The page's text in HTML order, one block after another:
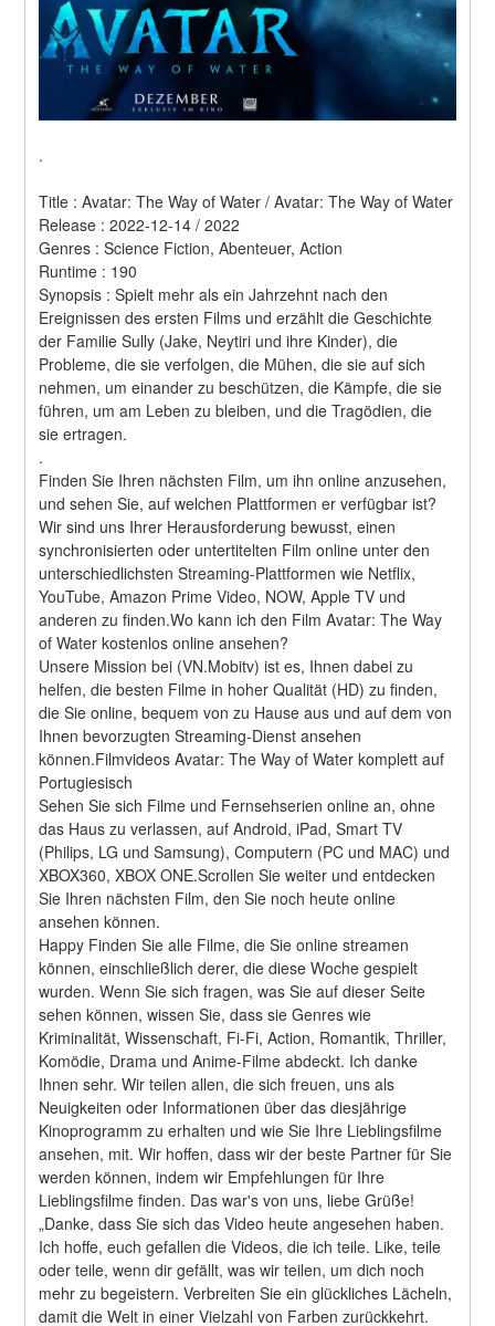
.
Release : 2022-12-14 / 2022
Genres : Science Fiction, Abenteuer, Action
Runtime : 190
Synopsis : Spielt mehr als ein Jahrzehnt nach den
Ereignissen des ersten Films und erzählt die Geschichte
der Familie Sully (Jake, Neytiri und ihre Kinder), die
Probleme, die sie verfolgen, die Mühen, die sie auf sich
nehmen, um einander zu beschützen, die Kämpfe, die sie
führen, um am Leben zu bleiben, und die Tragödien, die
sie ertragen.
.
Finden Sie Ihren nächsten Film, um ihn online anzusehen,
und sehen Sie, auf welchen Plattformen er verfügbar ist?
Wir sind uns Ihrer Herausforderung bewusst, einen
synchronisierten oder untertitelten Film online unter den
unterschiedlichsten Streaming-Plattformen wie Netflix,
YouTube, Amazon Prime Video, NOW, Apple TV und
anderen zu finden.Wo kann ich den Film Avatar: The Way
of Water kostenlos online ansehen?
Unsere Mission bei (VN.Mobitv) ist es, Ihnen dabei zu
helfen, die besten Filme in hoher Qualität (HD) zu finden,
die Sie online, bequem von zu Hause aus und auf dem von
Ihnen bevorzugten Streaming-Dienst ansehen
können.Filmvideos Avatar: The Way of Water komplett auf
Portugiesisch
Sehen Sie sich Filme und Fernsehserien online an, ohne
das Haus zu verlassen, auf Android, iPad, Smart TV
(Philips, LG und Samsung), Computern (PC und MAC) und
XBOX360, XBOX ONE.Scrollen Sie weiter und entdecken
Sie Ihren nächsten Film, den Sie noch heute online
ansehen können.
Happy Finden Sie alle Filme, die Sie online streamen
können, einschließlich derer, die diese Woche gespielt
wurden. Wenn Sie sich fragen, was Sie auf dieser Seite
sehen können, wissen Sie, dass sie Genres wie
Kriminalität, Wissenschaft, Fi-Fi, Action, Romantik, Thriller,
Komödie, Drama und Anime-Filme abdeckt. Ich danke
Ihnen sehr. Wir teilen allen, die sich freuen, uns als
Neuigkeiten oder Informationen über das diesjährige
Kinoprogramm zu erhalten und wie Sie Ihre Lieblingsfilme
ansehen, mit. Wir hoffen, dass wir der beste Partner für Sie
werden können, indem wir Empfehlungen für Ihre
Lieblingsfilme finden. Das war's von uns, liebe Grüße!
„Danke, dass Sie sich das Video heute angesehen haben.
Ich hoffe, euch gefallen die Videos, die ich teile. Like, teile
oder teile, wenn dir gefällt, was wir teilen, um dich noch
mehr zu begeistern. Verbreiten Sie ein glückliches Lächeln,
damit die Welt in einer Vielzahl von Farben zurückkehrt.